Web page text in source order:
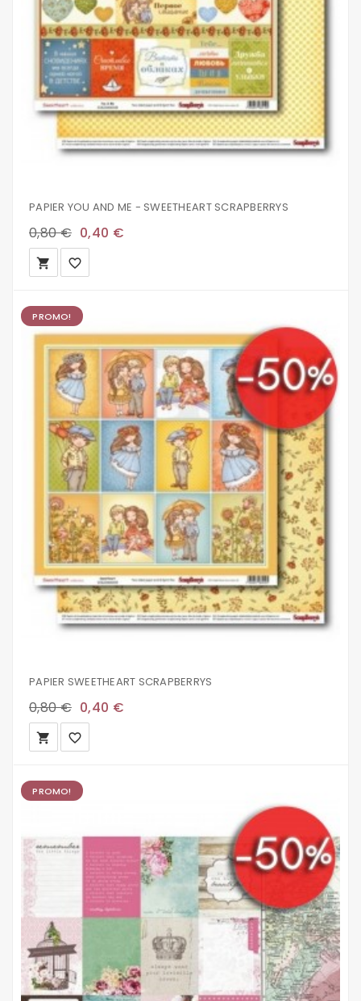
PAPIER YOU AND ME - SWEETHEART SCRAPBERRYS
0,80 € 0,40 €
local_grocery_store favorite_border
PROMO!
PAPIER SWEETHEART SCRAPBERRYS
0,80 € 0,40 €
local_grocery_store favorite_border
PROMO!